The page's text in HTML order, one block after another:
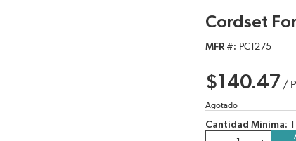
Cordset
MFR # PC1275
$140.47 /
Agotado
Cantidad Mínima
Cantidad